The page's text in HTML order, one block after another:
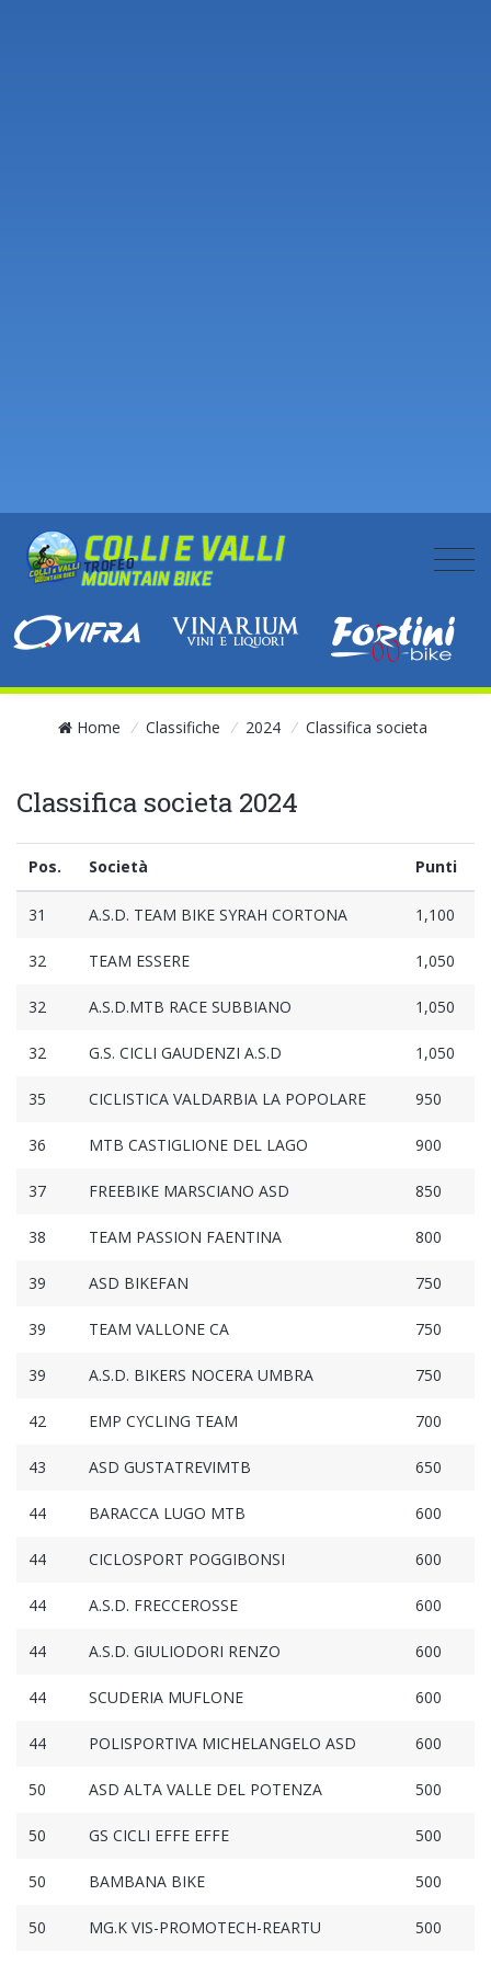
Home / Classifiche / 2024 / Classifica societa
Classifica societa 2024
Pos. Società Punti
31 A.S.D. TEAM BIKE SYRAH CORTONA 1,100
32 TEAM ESSERE 1,050
32 A.S.D.MTB RACE SUBBIANO 1,050
32 G.S. CICLI GAUDENZI A.S.D 1,050
35 CICLISTICA VALDARBIA LA POPOLARE 950
36 MTB CASTIGLIONE DEL LAGO 900
37 FREEBIKE MARSCIANO ASD 850
38 TEAM PASSION FAENTINA 800
39 ASD BIKEFAN 750
39 TEAM VALLONE CA 750
39 A.S.D. BIKERS NOCERA UMBRA 750
42 EMP CYCLING TEAM 700
43 ASD GUSTATREVIMTB 650
44 BARACCA LUGO MTB 600
44 CICLOSPORT POGGIBONSI 600
44 A.S.D. FRECCEROSSE 600
44 A.S.D. GIULIODORI RENZO 600
44 SCUDERIA MUFLONE 600
44 POLISPORTIVA MICHELANGELO ASD 600
50 ASD ALTA VALLE DEL POTENZA 500
50 GS CICLI EFFE EFFE 500
50 BAMBANA BIKE 500
50 MG.K VIS-PROMOTECH-REARTU 500